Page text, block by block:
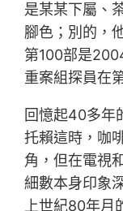
是某某下屬、
腳色；別的，
第100部是
重案組探員在
回憶起40多年
托賴這時，咖
角，但在電視
細數本身印象
上世紀80年月